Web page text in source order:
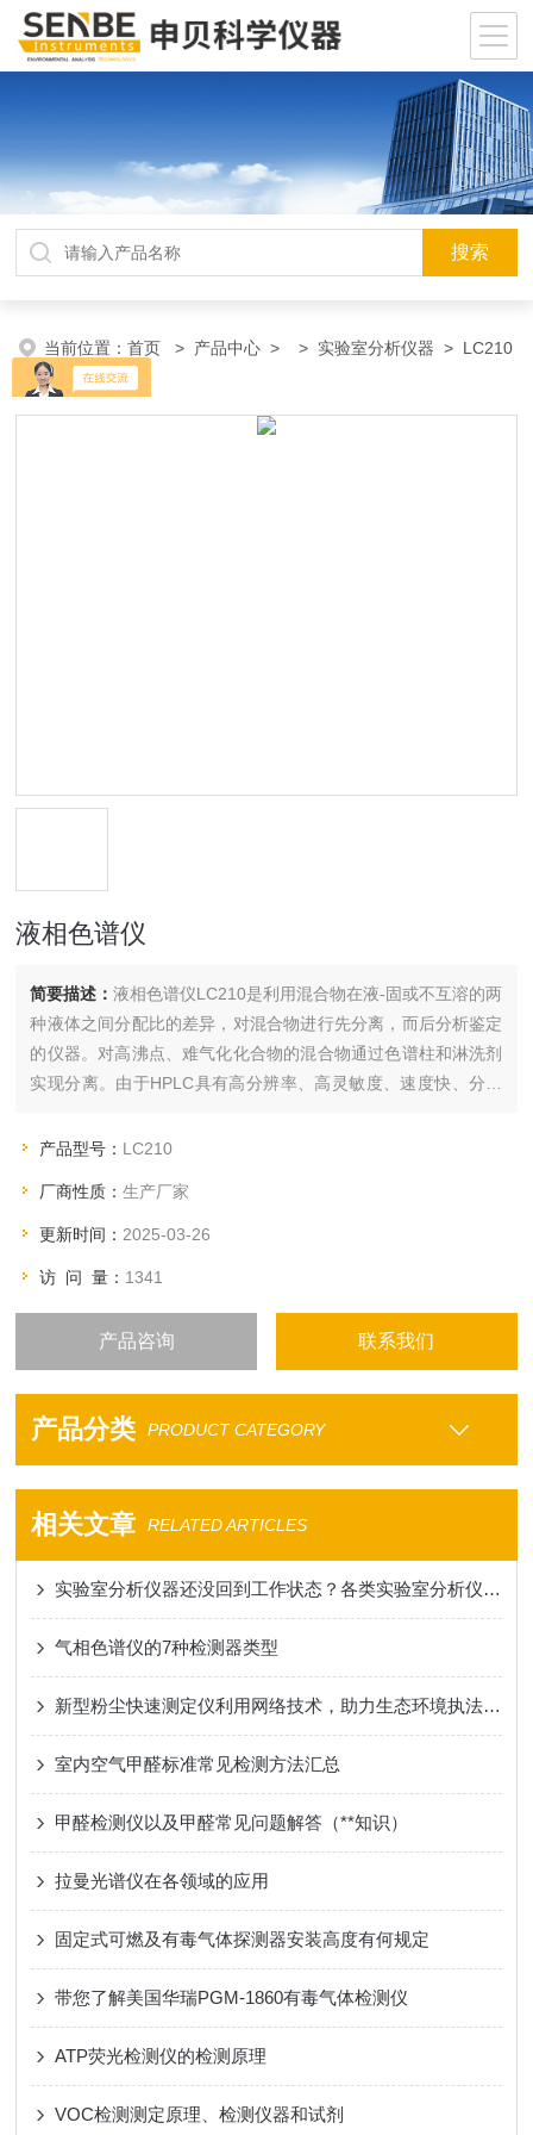
当前位置：首页 > 产品中心 > > 实验室分析仪器 > LC210
液相色谱仪
液相色谱仪
简要描述：液相色谱仪LC210是利用混合物在液-固或不互溶的两
种液体之间分配比的差异，对混合物进行先分离，而后分析鉴定
的仪器。对高沸点、难气化化合物的混合物通过色谱柱和淋洗剂
实现分离。由于HPLC具有高分辨率、高灵敏度、速度快、分离
泛应用到生物化学、食品分析、医药研究、环境分析、无机分
产品型号： LC210
厂商性质：生产厂家
更新时间： 2025-03-26
访 问 量： 1341
产品咨询 联系我们
产品分类 PRODUCT CATEGORY
相关文章 RELATED ARTICLES
实验室分析仪器还没回到工作状态？各类实验室分析仪器开机注意事项一览
气相色谱仪的7种检测器类型
新型粉尘快速测定仪利用网络技术，助力生态环境执法装备
室内空气甲醛标准常见检测方法汇总
甲醛检测仪以及甲醛常见问题解答（**知识）
拉曼光谱仪在各领域的应用
固定式可燃及有毒气体探测器安装高度有何规定
带您了解美国华瑞PGM-1860有毒气体检测仪
ATP荧光检测仪的检测原理
VOC检测测定原理、检测仪器和试剂